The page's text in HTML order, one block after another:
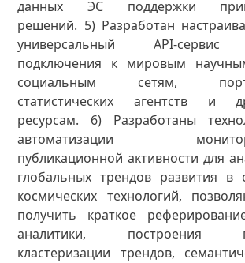
данных ЭС поддержки
решений. 5) Разработан
универсальный API-
подключения к мировым
социальным сетям,
статистических агентств и
ресурсам. 6) Разработаны
автоматизации
публикационной активности для
глобальных трендов развития в
космических технологий,
получить краткое
аналитики, построения
кластеризации трендов,